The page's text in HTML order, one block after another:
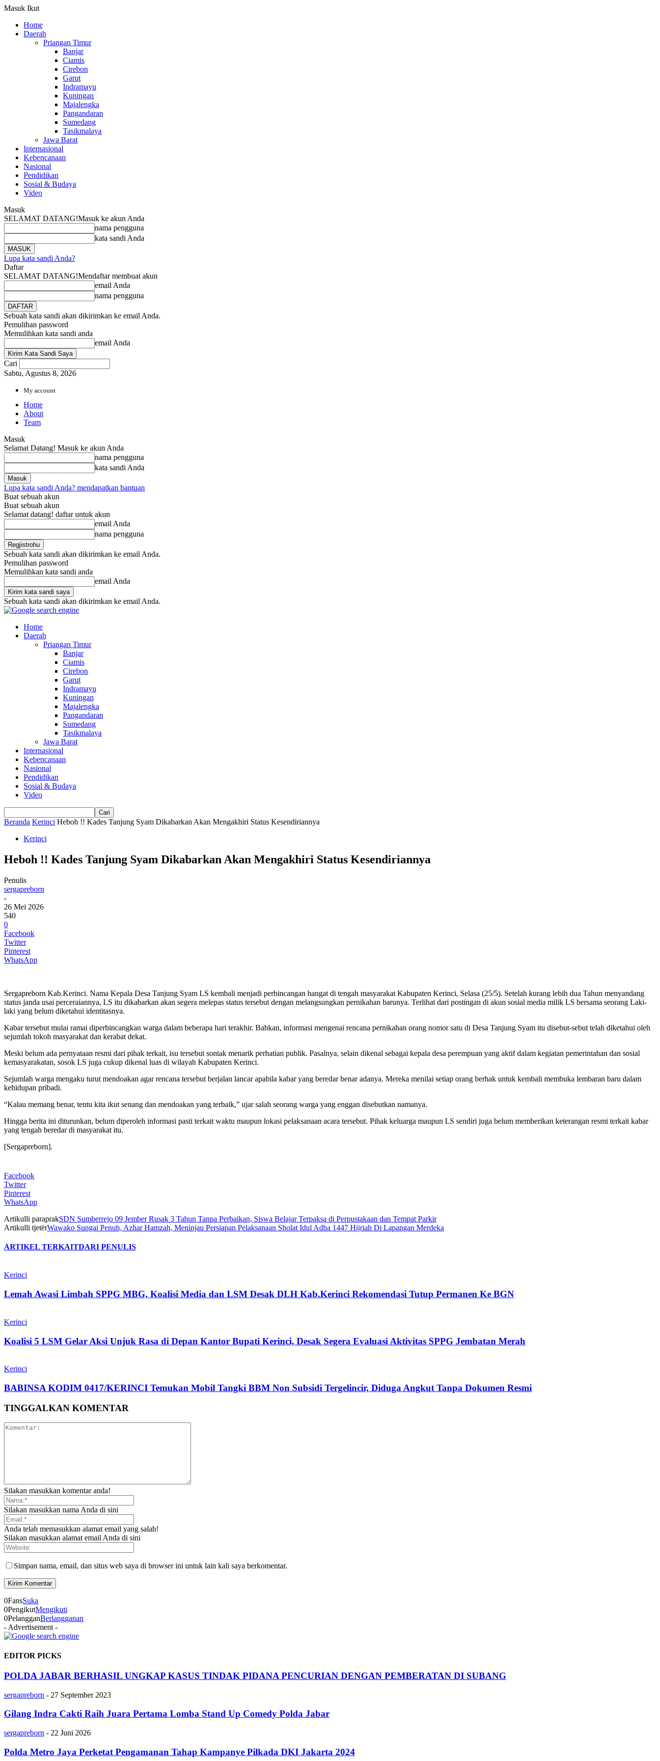
Masuk Ikut
Home
Daerah
Priangan Timur
Banjar
Ciamis
Cirebon
Garut
Indramayu
Kuningan
Majalengka
Pangandaran
Sumedang
Tasikmalaya
Jawa Barat
Internasional
Kebencanaan
Nasional
Pendidikan
Sosial & Budaya
Video
Masuk
SELAMAT DATANG!Masuk ke akun Anda
nama pengguna
kata sandi Anda
Lupa kata sandi Anda?
Daftar
SELAMAT DATANG!Mendaftar membuat akun
email Anda
nama pengguna
Sebuah kata sandi akan dikirimkan ke email Anda.
Pemulihan password
Memulihkan kata sandi anda
email Anda
Cari
Sabtu, Agustus 8, 2026
My account
Home
About
Team
Masuk
Selamat Datang! Masuk ke akun Anda
nama pengguna
kata sandi Anda
Lupa kata sandi Anda? mendapatkan bantuan
Buat sebuah akun
Buat sebuah akun
Selamat datang! daftar untuk akun
email Anda
nama pengguna
Sebuah kata sandi akan dikirimkan ke email Anda.
Pemulihan password
Memulihkan kata sandi anda
email Anda
Sebuah kata sandi akan dikirimkan ke email Anda.
Home
Daerah
Priangan Timur
Banjar
Ciamis
Cirebon
Garut
Indramayu
Kuningan
Majalengka
Pangandaran
Sumedang
Tasikmalaya
Jawa Barat
Internasional
Kebencanaan
Nasional
Pendidikan
Sosial & Budaya
Video
Beranda Kerinci Heboh !! Kades Tanjung Syam Dikabarkan Akan Mengakhiri Status Kesendiriannya
Kerinci
Heboh !! Kades Tanjung Syam Dikabarkan Akan Mengakhiri Status Kesendiriannya
Penulis
sergapreborn
-
26 Mei 2026
540
0
Facebook
Twitter
Pinterest
WhatsApp
Sergapreborn Kab.Kerinci. Nama Kepala Desa Tanjung Syam LS kembali menjadi perbincangan hangat di tengah masyarakat Kabupaten Kerinci, Selasa (25/5). Setelah kurang lebih dua Tahun menyandang
status janda usai perceraiannya, LS itu dikabarkan akan segera melepas status tersebut dengan melangsungkan pernikahan barunya. Terlihat dari postingan di akun sosial media milik LS bersama seorang Laki-
laki yang belum diketahui identitasnya.
Kabar tersebut mulai ramai diperbincangkan warga dalam beberapa hari terakhir. Bahkan, informasi mengenai rencana pernikahan orang nomor satu di Desa Tanjung Syam itu disebut-sebut telah diketahui oleh
sejumlah tokoh masyarakat dan kerabat dekat.
Meski belum ada pernyataan resmi dari pihak terkait, isu tersebut sontak menarik perhatian publik. Pasalnya, selain dikenal sebagai kepala desa perempuan yang aktif dalam kegiatan pemerintahan dan sosial
kemasyarakatan, sosok LS juga cukup dikenal luas di wilayah Kabupaten Kerinci.
Sejumlah warga mengaku turut mendoakan agar rencana tersebut berjalan lancar apabila kabar yang beredar benar adanya. Mereka menilai setiap orang berhak untuk kembali membuka lembaran baru dalam
kehidupan pribadi.
“Kalau memang benar, tentu kita ikut senang dan mendoakan yang terbaik,” ujar salah seorang warga yang enggan disebutkan namanya.
Hingga berita ini diturunkan, belum diperoleh informasi pasti terkait waktu maupun lokasi pelaksanaan acara tersebut. Pihak keluarga maupun LS sendiri juga belum memberikan keterangan resmi terkait kabar
yang tengah beredar di masyarakat itu.
[Sergapreborn].
Facebook
Twitter
Pinterest
WhatsApp
Artikulli paraprakSDN Sumberrejo 09 Jember Rusak 3 Tahun Tanpa Perbaikan, Siswa Belajar Terpaksa di Perpustakaan dan Tempat Parkir
Artikulli tjetërWawako Sungai Penuh, Azhar Hamzah, Meninjau Persiapan Pelaksanaan Sholat Idul Adha 1447 Hijriah Di Lapangan Merdeka
ARTIKEL TERKAITDARI PENULIS
Kerinci
Lemah Awasi Limbah SPPG MBG, Koalisi Media dan LSM Desak DLH Kab.Kerinci Rekomendasi Tutup Permanen Ke BGN
Kerinci
Koalisi 5 LSM Gelar Aksi Unjuk Rasa di Depan Kantor Bupati Kerinci, Desak Segera Evaluasi Aktivitas SPPG Jembatan Merah
Kerinci
BABINSA KODIM 0417/KERINCI Temukan Mobil Tangki BBM Non Subsidi Tergelincir, Diduga Angkut Tanpa Dokumen Resmi
TINGGALKAN KOMENTAR
Silakan masukkan komentar anda!
Silakan masukkan nama Anda di sini
Anda telah memasukkan alamat email yang salah!
Silakan masukkan alamat email Anda di sini
Simpan nama, email, dan situs web saya di browser ini untuk lain kali saya berkomentar.
0FansSuka
0PengikutMengikuti
0PelangganBerlangganan
- Advertisement -
EDITOR PICKS
POLDA JABAR BERHASIL UNGKAP KASUS TINDAK PIDANA PENCURIAN DENGAN PEMBERATAN DI SUBANG
sergapreborn - 27 September 2023
Gilang Indra Cakti Raih Juara Pertama Lomba Stand Up Comedy Polda Jabar
sergapreborn - 22 Juni 2026
Polda Metro Jaya Perketat Pengamanan Tahap Kampanye Pilkada DKI Jakarta 2024